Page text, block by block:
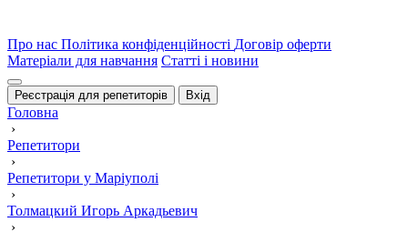
Про нас Політика конфіденційності Договір оферти
Матеріали для навчання Статті і новини
Реєстрація для репетиторів Вхід
Головна
›
Репетитори
›
Репетитори у Маріуполі
›
Толмацкий Игорь Аркадьевич
›